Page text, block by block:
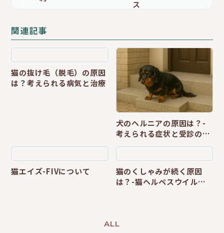
関連記事
猫の抜け毛（脱毛）の原因
は？考えられる病気と治療
犬のヘルニアの原因は？-
考えられる症状と受診の目
安-
猫エイズ-FIVについて
猫のくしゃみが続く原因
は？-猫ヘルペスウイルス
ALL